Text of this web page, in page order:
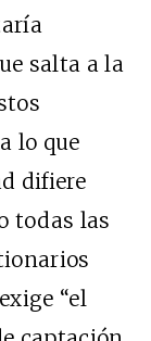
salta a la
lo que
difiere
todas las
“el